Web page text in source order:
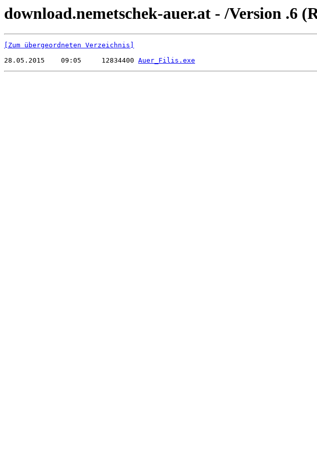
download.nemetschek-auer.at - /Version .6
[Zum übergeordneten Verzeichnis]
28.05.2015    09:05     12834400 Auer_Filis.exe